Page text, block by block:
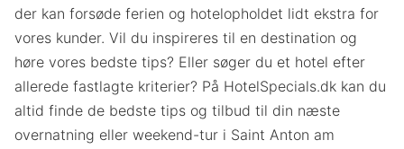
der kan forsøde ferien og hotelopholdet lidt ekstra for
vores kunder. Vil du inspireres til en destination og
høre vores bedste tips? Eller søger du et hotel efter
allerede fastlagte kriterier? På HotelSpecials.dk kan du
altid finde de bedste tips og tilbud til din næste
overnatning eller weekend-tur i Saint Anton am